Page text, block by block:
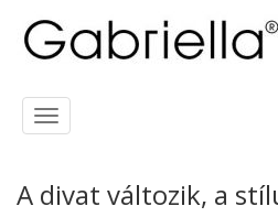
A divat változik, a